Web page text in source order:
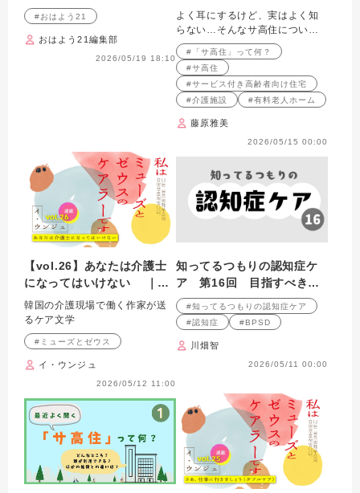
ョニング・シーティングの
ポイント
#おはよう21
おはよう21編集部
2026/05/19 18:10
が利用できるの？ 〜入居要
件と「3つのタイプ」〜
よく耳にするけど、実はよく知
らない…そんなサ高住について
解説します
#「サ高住」って何？
#サ高住
#サービス付き高齢者向け住宅
#介護施設
#有料老人ホーム
藤原雅美
2026/05/15 00:00
【vol.26】あなたは介護士
になってはいけない ｜
私はミューズとゼウスのケ
アラーです
韓国の介護現場で働く作家が送
るケア文学
#ミューズとゼウス
イ・ウンジュ
2026/05/12 11:00
知ってるつもりの認知症ケ
ア 第16回 目指すべきは
サポーターよりもパートナ
ー？
#知ってるつもりの認知症ケア
#認知症
#BPSD
川畑智
2026/05/11 00:00